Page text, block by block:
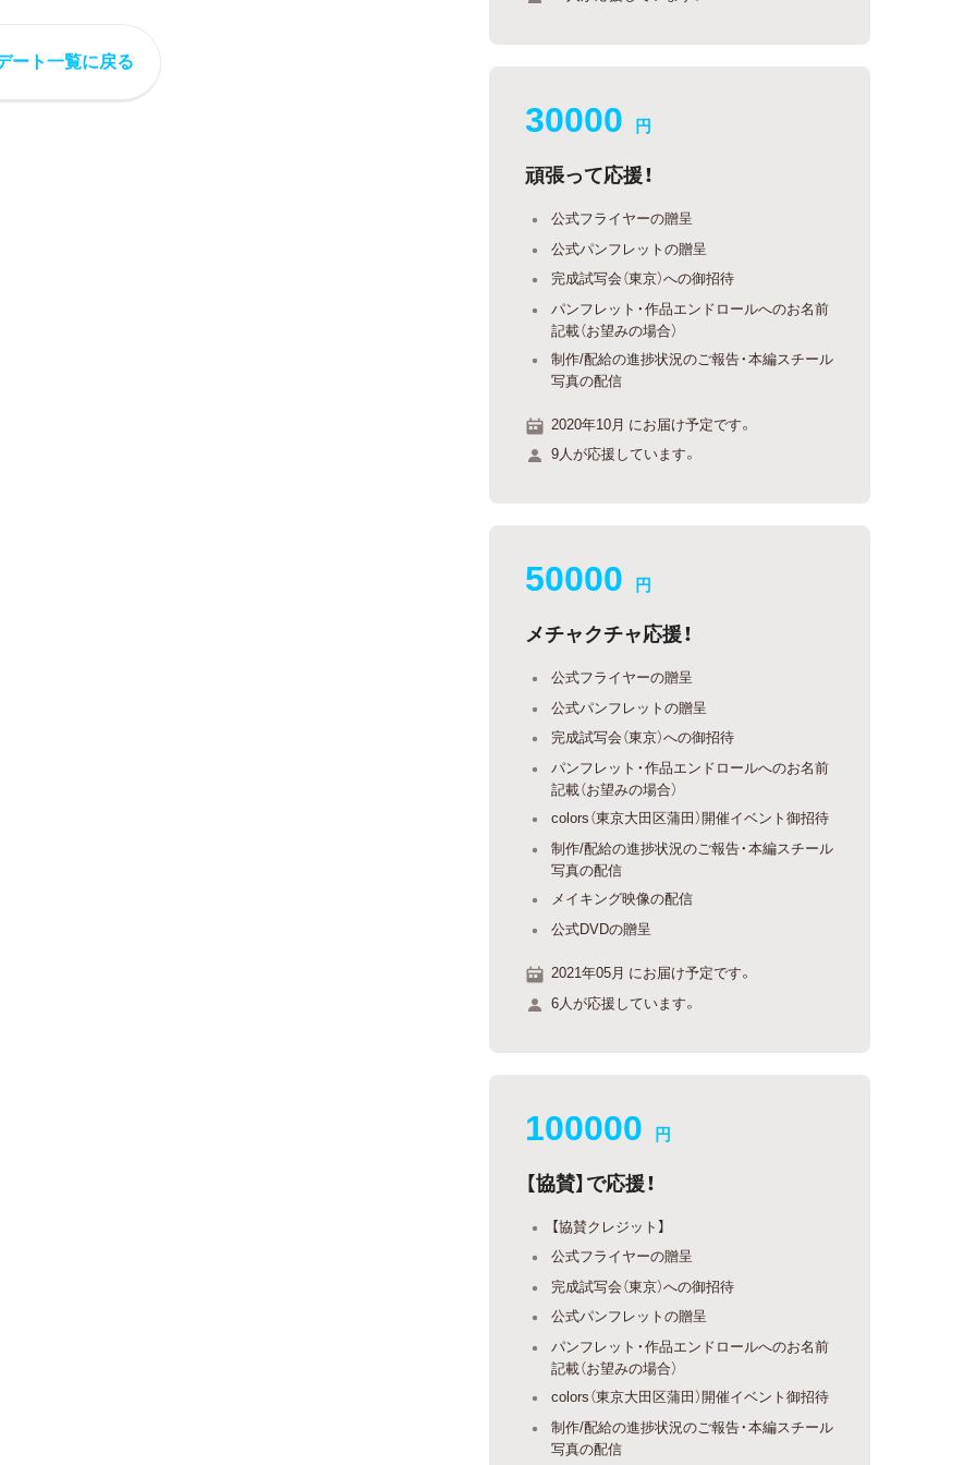
ート一覧に戻る
30000 円
頑張って応援！
公式フライヤーの贈呈
公式パンフレットの贈呈
完成試写会（東京）への御招待
パンフレット・作品エンドロールへのお名前
記載（お望みの場合）
制作/配給の進捗状況のご報告・本編スチール
写真の配信
2020年10月 にお届け予定です。
9人が応援しています。
50000 円
メチャクチャ応援！
公式フライヤーの贈呈
公式パンフレットの贈呈
完成試写会（東京）への御招待
パンフレット・作品エンドロールへのお名前
記載（お望みの場合）
colors（東京大田区蒲田）開催イベント御招待
制作/配給の進捗状況のご報告・本編スチール
写真の配信
メイキング映像の配信
公式DVDの贈呈
2021年05月 にお届け予定です。
6人が応援しています。
100000 円
【協賛】で応援！
【協賛クレジット】
公式フライヤーの贈呈
完成試写会（東京）への御招待
公式パンフレットの贈呈
パンフレット・作品エンドロールへのお名前
記載（お望みの場合）
colors（東京大田区蒲田）開催イベント御招待
制作/配給の進捗状況のご報告・本編スチール
写真の配信